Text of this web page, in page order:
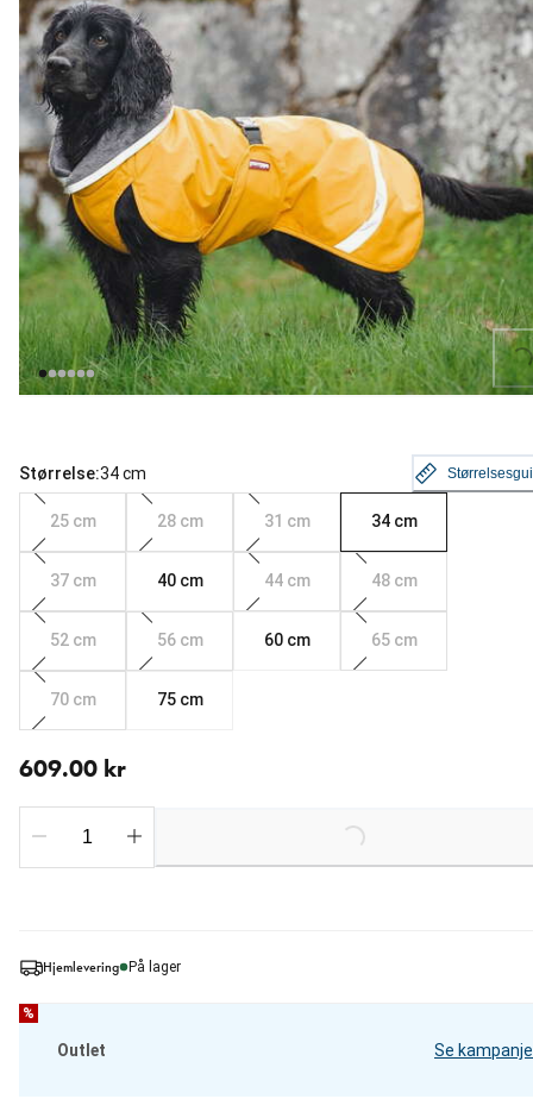
Loading...
Hjemlevering På lager
%
Outlet Se kampanje
Størrelse:34 cm
25 cm 28 cm 31 cm 34 cm
37 cm 40 cm 44 cm 48 cm
52 cm 56 cm 60 cm 65 cm
70 cm 75 cm
609.00 kr